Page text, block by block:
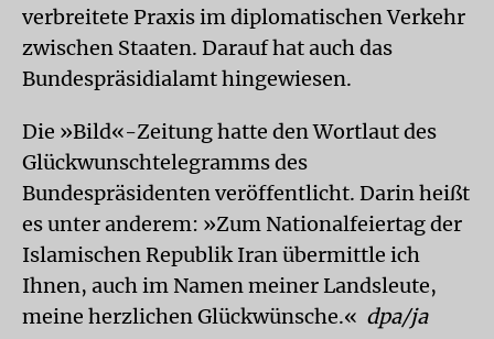
verbreitete Praxis im diplomatischen Verkehr
zwischen Staaten. Darauf hat auch das
Bundespräsidialamt hingewiesen.
Die »Bild«-Zeitung hatte den Wortlaut des
Glückwunschtelegramms des
Bundespräsidenten veröffentlicht. Darin heißt
es unter anderem: »Zum Nationalfeiertag der
Islamischen Republik Iran übermittle ich
Ihnen, auch im Namen meiner Landsleute,
meine herzlichen Glückwünsche.« dpa/ja